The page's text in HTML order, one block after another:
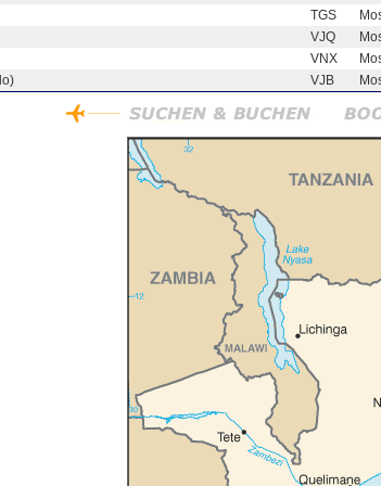
TGS
VJQ
VNX
VJB